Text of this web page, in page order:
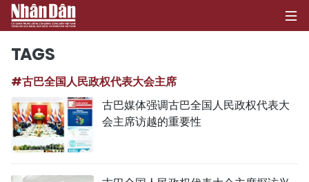
政治
TAGS
#古巴全国人民政权代表大会主席
古巴媒体强调古巴全国人民政权代表大
会主席访越的重要性